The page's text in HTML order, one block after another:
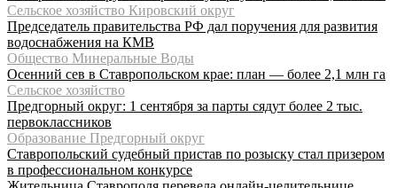
Сельское хозяйство Кировский округ
Председатель правительства РФ дал поручения для развития
водоснабжения на КМВ
Общество Минеральные Воды
Осенний сев в Ставропольском крае: план — более 2,1 млн га
Сельское хозяйство
Предгорный округ: 1 сентября за парты сядут более 2 тыс.
первоклассников
Образование Предгорный округ
Ставропольский судебный пристав по розыску стал призером
в профессиональном конкурсе